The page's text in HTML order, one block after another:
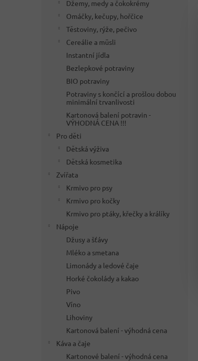
Džemy, medy a čokokrémy
Omáčky, kečupy, hořčice
Těstoviny, rýže, pečivo
Cereálie a müsli
Instantní jídla
Bezlepkové potraviny
BIO potraviny
Potraviny s končící a prošlou dobou
minimální trvanlivosti
Kartonová balení potravin -
VÝHODNÁ CENA !!!
Pro děti
Dětská výživa
Dětská kosmetika
Zvířata
Krmivo pro psy
Krmivo pro kočky
Krmivo pro ptáky, křečky a králíky
Nápoje
Džusy a šťávy
Mléko a smetana
Limonády a ledové čaje
Horké čokolády a kakao
Pivo
Víno
Lihoviny
Kartonová balení - výhodná cena
Káva a čaje
Kartonové balení - výhodná cena